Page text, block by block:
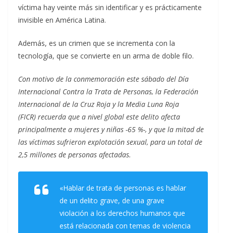
víctima hay veinte más sin identificar y es prácticamente
invisible en América Latina.
Además, es un crimen que se incrementa con la
tecnología, que se convierte en un arma de doble filo.
Con motivo de la conmemoración este sábado del Día
Internacional Contra la Trata de Personas, la Federación
Internacional de la Cruz Roja y la Media Luna Roja
(FICR) recuerda que a nivel global este delito afecta
principalmente a mujeres y niñas -65 %-, y que la mitad de
las víctimas sufrieron explotación sexual, para un total de
2,5 millones de personas afectadas.
«Hablar de trata de personas es hablar
de un delito grave, de una grave
violación a los derechos humanos que
está relacionada con temas de violencia